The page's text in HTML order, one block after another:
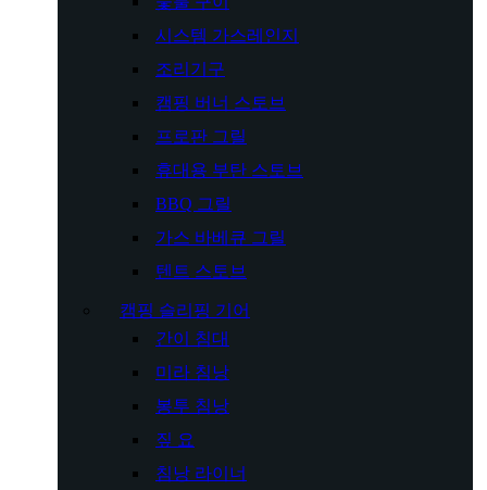
시스템 가스레인지
조리기구
캠핑 버너 스토브
프로판 그릴
휴대용 부탄 스토브
BBQ 그릴
가스 바베큐 그릴
텐트 스토브
캠핑 슬리핑 기어
간이 침대
미라 침낭
봉투 침낭
짚 요
침낭 라이너